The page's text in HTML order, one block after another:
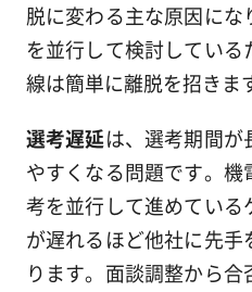
脱に変わる主な原因に
を並行して検討してい
線は簡単に離脱を招きま
選考遅延は、選考期間が
やすくなる問題です。
考を並行して進めてい
が遅れるほど他社に先
ります。面談調整から